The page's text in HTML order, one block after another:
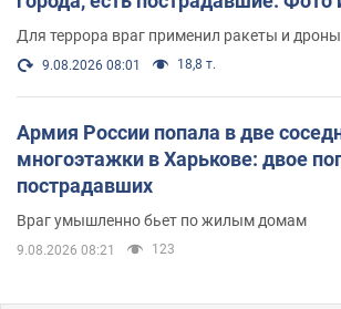
Для террора враг применил ракеты и дроны
9.08.2026 08:01 18,8 т.
Армия России попала в две
многоэтажки в Харькове: двое
пострадавших
Враг умышленно бьет по жилым домам
9.08.2026 08:21 123